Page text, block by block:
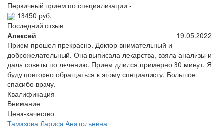
Первичный прием по специализации -
13450 руб.
Последний отзыв
Алексей
19.05.2022
Прием прошел прекрасно. Доктор внимательный и
доброжелательный. Она выписала лекарства, взяла анализы и
дала советы по лечению. Прием длился примерно 30 минут. Я
буду повторно обращаться к этому специалисту. Большое
спасибо врачу.
Квалификация
Внимание
Цена-качество
Тамазова Лариса Анатольевна